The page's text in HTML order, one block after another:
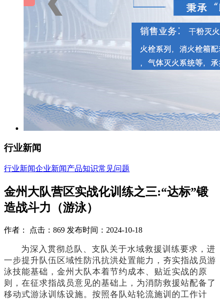
行业新闻
行业新闻企业新闻产品知识常见问题
金州大队营区实战化训练之三:“达标”锻
造战斗力（游泳）
作者： 点击：869 发布时间：2024-10-18
为深入贯彻总队、支队关于水域救援训练要求，进
一步提升队伍区域性防汛抗洪处置能力，夯实指战员游
泳技能基础，金州大队本着节约成本、贴近实战的原
则，在征求指战员意见的基础上，为消防救援站配备了
移动式游泳训练设施。按照各队站轮流施训的工作计